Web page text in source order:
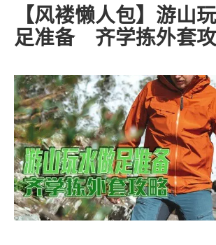
【风褛懒人包】游山
足准备 齐学拣外套